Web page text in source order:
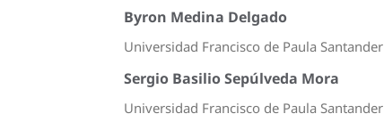
Byron Medina Delgado
Universidad Francisco de Paula Santander
Sergio Basilio Sepúlveda Mora
Universidad Francisco de Paula Santander